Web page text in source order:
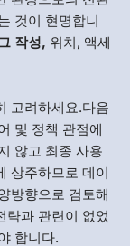
것이 현명합니
작성, 위치, 액세
고려하세요.다음
및 정책 관점에
않고 최종 사용
상주하므로 데이
방향으로 검토해
략과 관련이 없었
합니다.